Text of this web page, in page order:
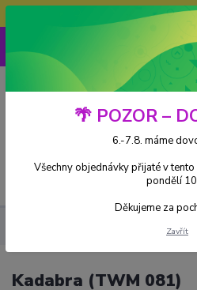
Doprava ZDARMA při
Kadabra (TWM
Kadabra (TWM 081)
🌴 POZOR –
6.-7.8. máme
Všechny objednávky přijaté v
pondělí
Děkujeme za
Zavřít